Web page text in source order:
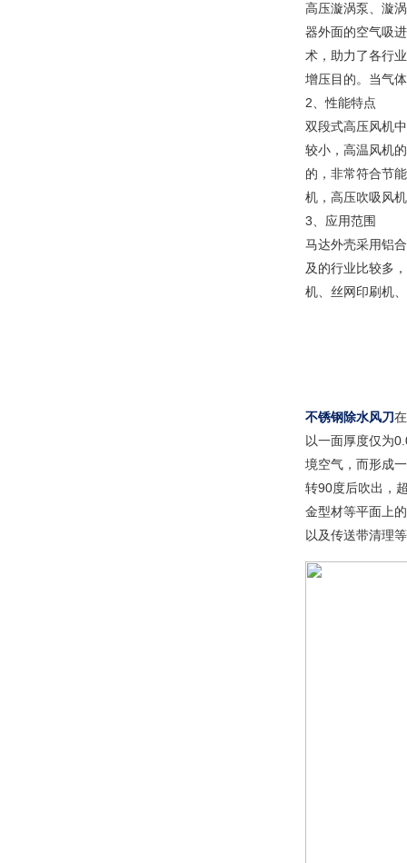
高压漩涡泵、漩
器外面的空气吸
术，助力了各行
增压目的。当气
2、性能特点
双段式高压风机
较小，高温风机
的，非常符合节
机，高压吹吸风
3、应用范围
马达外壳采用铝
及的行业比较多
机、丝网印刷机
不锈钢除水风刀
以一面厚度仅为
境空气，而形成
转90度后吹出，
金型材等平面上
以及传送带清理